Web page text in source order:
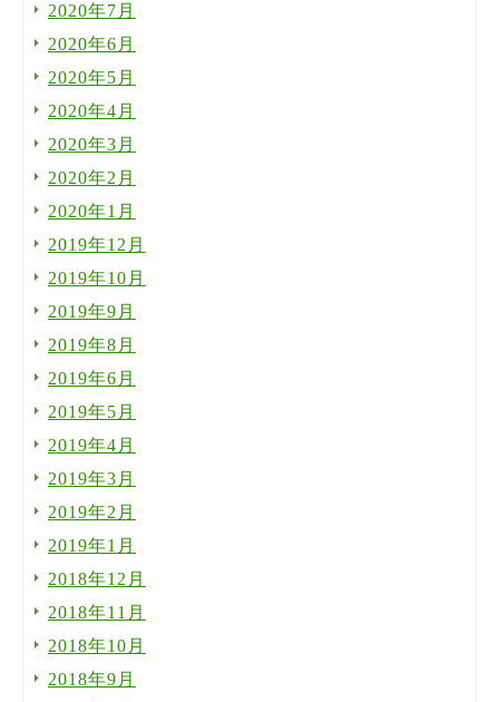
2020年7月
2020年6月
2020年5月
2020年4月
2020年3月
2020年2月
2020年1月
2019年12月
2019年10月
2019年9月
2019年8月
2019年6月
2019年5月
2019年4月
2019年3月
2019年2月
2019年1月
2018年12月
2018年11月
2018年10月
2018年9月